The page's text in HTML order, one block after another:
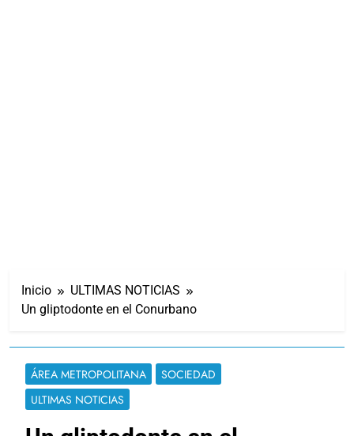
Inicio
ULTIMAS NOTICIAS
Un gliptodonte en el Conurbano
ÁREA METROPOLITANA
SOCIEDAD
ULTIMAS NOTICIAS